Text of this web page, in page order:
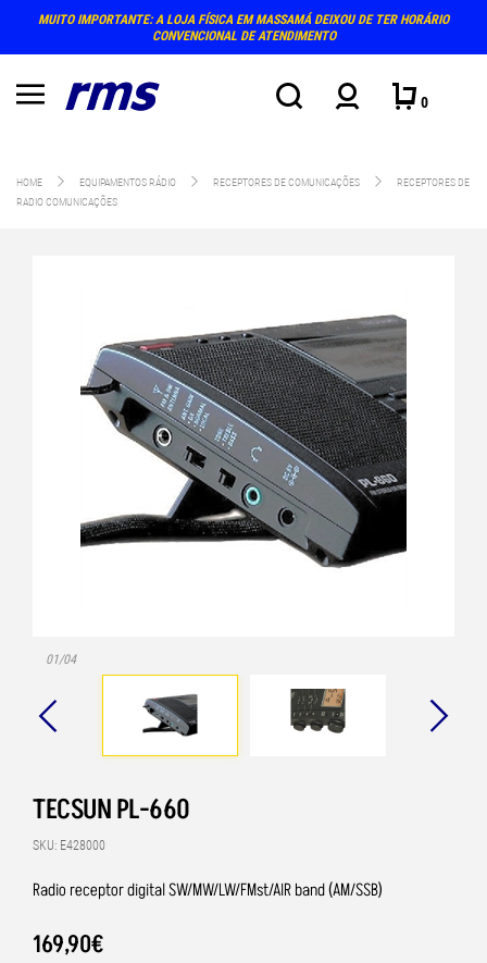
MUITO IMPORTANTE: A LOJA FÍSICA EM MASSAMÁ DEIXOU DE TER HORÁRIO
CONVENCIONAL DE ATENDIMENTO
0
HOME EQUIPAMENTOS RÁDIO RECEPTORES DE COMUNICAÇÕES
RECEPTORES DE
RADIO COMUNICAÇÕES
01/04
TECSUN PL-660
SKU: E428000
Radio receptor digital SW/MW/LW/FMst/AIR band (AM/SSB)
169,90€